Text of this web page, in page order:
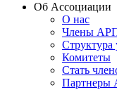
Об Ассоциации
О нас
Члены
Структура
Комитеты
Стать
Партнеры